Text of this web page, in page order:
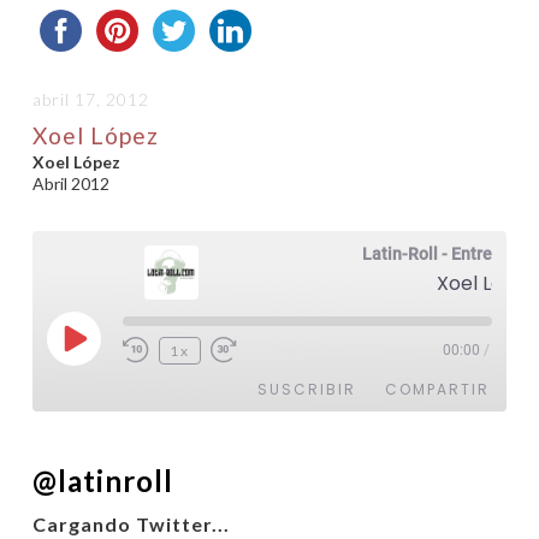
abril 17, 2012
Xoel López
Xoel López
Abril 2012
Latin-Roll - Entrevistas
Xoel López
Reproducir
episodio
1x 00:00 /
SUSCRIBIR COMPARTIR
FEED RSS
@latinroll
Cargando Twitter...